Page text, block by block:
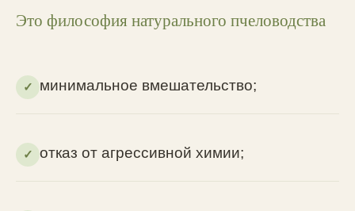
Это философия натурального пчеловодства
✓ минимальное вмешательство;
✓ отказ от агрессивной химии;